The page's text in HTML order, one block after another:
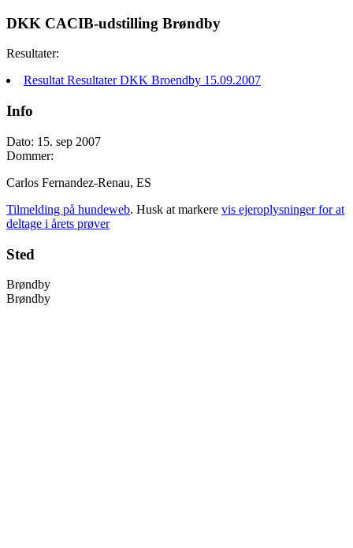
DKK CACIB-udstilling Brøndby
Resultater:
Resultat Resultater DKK Broendby 15.09.2007
Info
Dato: 15. sep 2007
Dommer:
Carlos Fernandez-Renau, ES
Tilmelding på hundeweb. Husk at markere vis ejeroplysninger for at
deltage i årets prøver
Sted
Brøndby
Brøndby